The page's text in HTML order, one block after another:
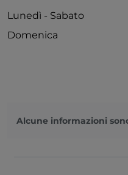
Lunedì - Sabato
Domenica
Alcune informazioni